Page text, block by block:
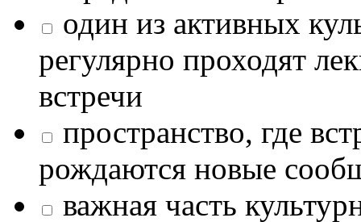
один из активных
регулярно проходят
встречи
пространство, где
рождаются новые
важная часть